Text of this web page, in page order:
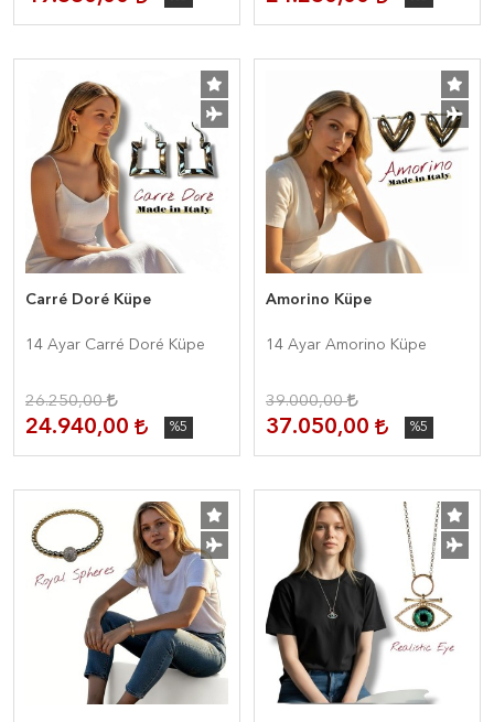
Carré Doré Küpe
14 Ayar Carré Doré Küpe
26.250,00
24.940,00 %5
Amorino Küpe
14 Ayar Amorino Küpe
39.000,00
37.050,00 %5